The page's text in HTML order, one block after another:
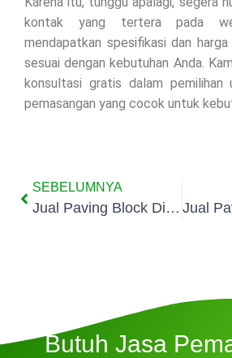
kontak yang tertera pada
mendapatkan spesifikasi dan
sesuai dengan kebutuhan Anda.
konsultasi gratis dalam pemilihan
pemasangan yang cocok untuk
SEBELUMNYA
Jual Paving Block Di Cipayung Ciputat
Butuh Jasa